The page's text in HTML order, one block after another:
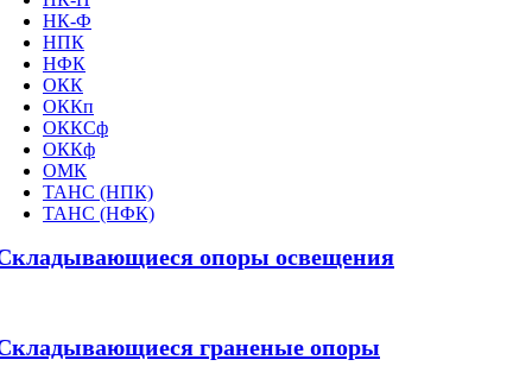
НК-Ф
НПК
НФК
ОКК
ОККп
ОККСф
ОККф
ОМК
ТАНС (НПК)
ТАНС (НФК)
опоры освещения
граненые опоры